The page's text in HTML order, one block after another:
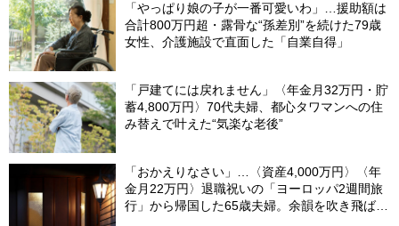
「やっぱり娘の子が一番可愛いわ」…援助額は
合計800万円超・露骨な“孫差別”を続けた79歳
女性、介護施設で直面した「自業自得」
「戸建てには戻れません」〈年金月32万円・貯
蓄4,800万円〉70代夫婦、都心タワマンへの住
み替えで叶えた“気楽な老後”
「おかえりなさい」…〈資産4,000万円〉〈年
金月22万円〉退職祝いの「ヨーロッパ2週間旅
行」から帰国した65歳夫婦。余韻を吹き飛ばし